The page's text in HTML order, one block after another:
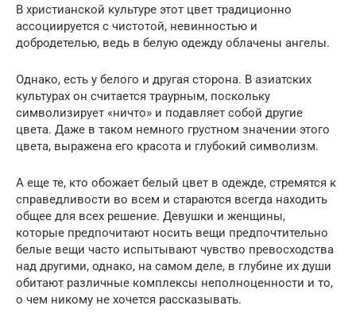
В христианской культуре этот цвет традиционно
ассоциируется с чистотой, невинностью и
добродетелью, ведь в белую одежду облачены ангелы.
Однако, есть у белого и другая сторона. В азиатских
культурах он считается траурным, поскольку
символизирует «ничто» и подавляет собой другие
цвета. Даже в таком немного грустном значении этого
цвета, выражена его красота и глубокий символизм.
А еще те, кто обожает белый цвет в одежде, стремятся к
справедливости во всем и стараются всегда находить
общее для всех решение. Девушки и женщины,
которые предпочитают носить вещи предпочтительно
белые вещи часто испытывают чувство превосходства
над другими, однако, на самом деле, в глубине их души
обитают различные комплексы неполноценности и то,
о чем никому не хочется рассказывать.